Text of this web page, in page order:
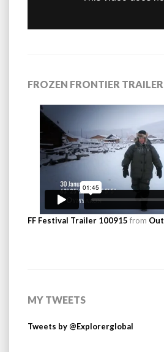
FROZEN FRONTIER TRAILER
FF Festival Trailer 100915 from
MY TWEETS
Tweets by @Explorerglobal